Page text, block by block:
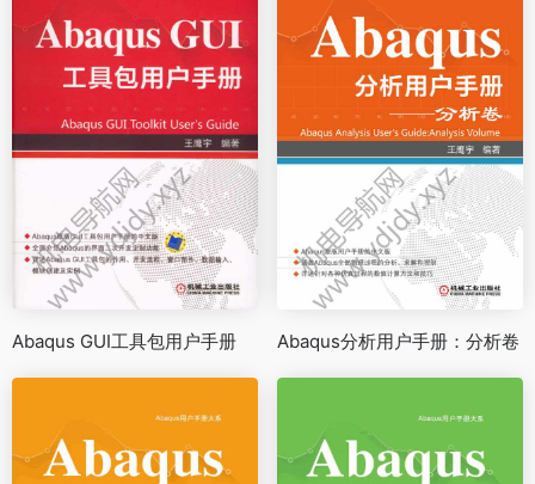
Abaqus GUI工具包用户手册 Abaqus分析用户手册：分析卷